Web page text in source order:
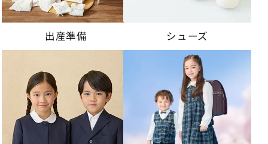
出産準備 シューズ